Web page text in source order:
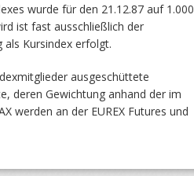
wurde für den 21.12.87 auf 1.000
ist fast ausschließlich der
Kursindex erfolgt.
ausgeschüttete
deren Gewichtung anhand der im
werden an der EUREX Futures und